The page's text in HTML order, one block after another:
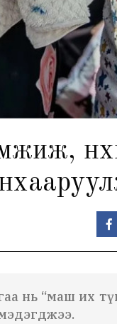
нь “маш их